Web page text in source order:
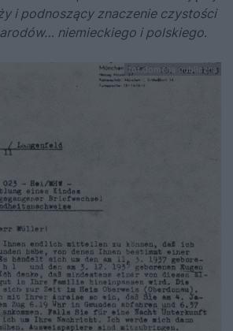
i podnoszący znaczenie czystości
niemieckiego i polskiego.
fot.domena publiczna